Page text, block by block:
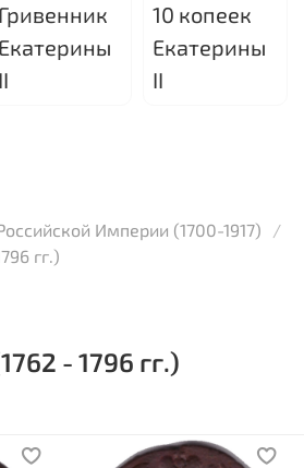
Гривенник
Екатерины
II
10 копеек
Екатерины
II
Империи (1700-1917)
гг.)
- 1796 гг.)